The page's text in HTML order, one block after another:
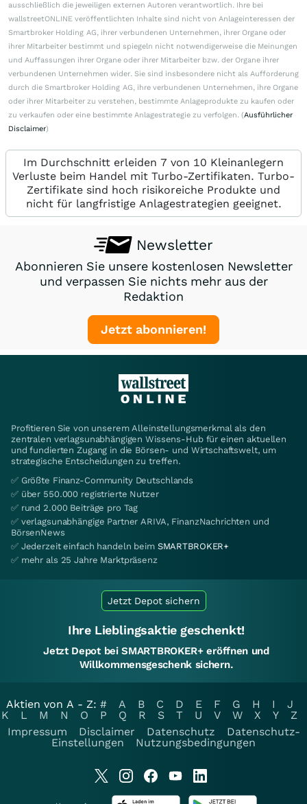
ausschließlich die jeweiligen externen Autoren verantwortlich. Ihre bei
wallstreetONLINE veröffentlichten Inhalte sind nicht von Anlageinteressen der
Smartbroker Holding AG, ihrer verbundenen Unternehmen, ihrer Organe oder
ihrer Mitarbeiter bestimmt und spiegeln nicht notwendigerweise die Meinungen
und Auffassungen ihrer Organe oder ihrer Mitarbeiter bzw. der Organe ihrer
verbundenen Unternehmen wider. Sie sind insbesondere nicht als Aufforderung
durch die Smartbroker Holding AG, ihre verbundenen Unternehmen, ihre Organe
oder ihrer Mitarbeiter zu verstehen, bestimmte Anlageprodukte zu kaufen oder
zu verkaufen oder eine bestimmte Anlagestrategie zu verfolgen. (Ausführlicher
Disclaimer)
Im Durchschnitt erleiden 7 von 10 Kleinanlegern
Verluste beim Handel mit Turbo-Zertifikaten. Turbo-
Zertifikate sind hoch risikoreiche Produkte und
nicht für langfristige Anlagestrategien geeignet.
Newsletter
Abonnieren Sie unsere kostenlosen Newsletter
und verpassen Sie nichts mehr aus der
Redaktion
Jetzt abonnieren!
Profitieren Sie von unserem Alleinstellungsmerkmal als den
zentralen verlagsunabhängigen Wissens-Hub für einen aktuellen
und fundierten Zugang in die Börsen- und Wirtschaftswelt, um
strategische Entscheidungen zu treffen.
✅ Größte Finanz-Community Deutschlands
✅ über 550.000 registrierte Nutzer
✅ rund 2.000 Beiträge pro Tag
✅ verlagsunabhängige Partner ARIVA, FinanzNachrichten und
BörsenNews
✅ Jederzeit einfach handeln beim SMARTBROKER+
✅ mehr als 25 Jahre Marktpräsenz
Jetzt Depot sichern
Ihre Lieblingsaktie geschenkt!
Jetzt Depot bei SMARTBROKER+ eröffnen und
Willkommensgeschenk sichern.
Aktien von A - Z: # A B C D E F G H I
J
K
L M N O P Q R S T U V W X Y
Z
Impressum
Disclaimer Datenschutz
Datenschutz-
Einstellungen
Nutzungsbedingungen